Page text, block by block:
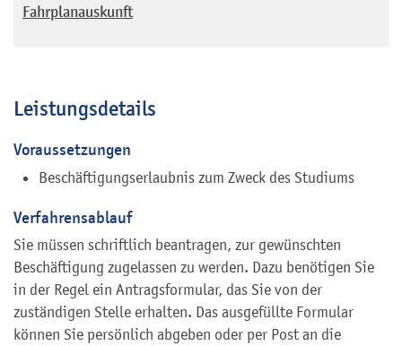
Fahrplanauskunft
Leistungsdetails
Voraussetzungen
Beschäftigungserlaubnis zum Zweck des Studiums
Verfahrensablauf
Sie müssen schriftlich beantragen, zur gewünschten
Beschäftigung zugelassen zu werden. Dazu benötigen Sie
in der Regel ein Antragsformular, das Sie von der
zuständigen Stelle erhalten. Das ausgefüllte Formular
können Sie persönlich abgeben oder per Post an die